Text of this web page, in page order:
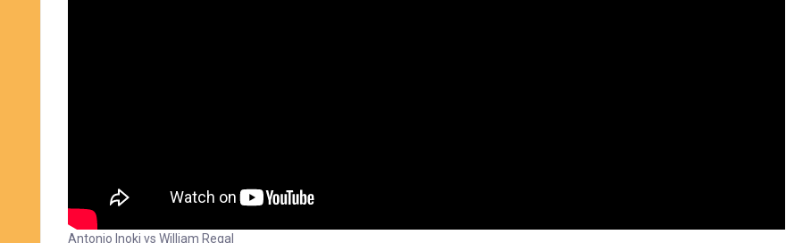
Antonio Inoki vs William Regal